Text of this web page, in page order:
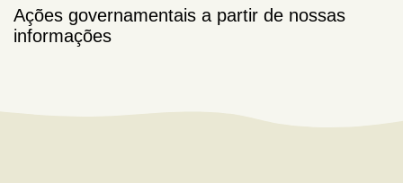
Ações governamentais a partir de nossas
informações